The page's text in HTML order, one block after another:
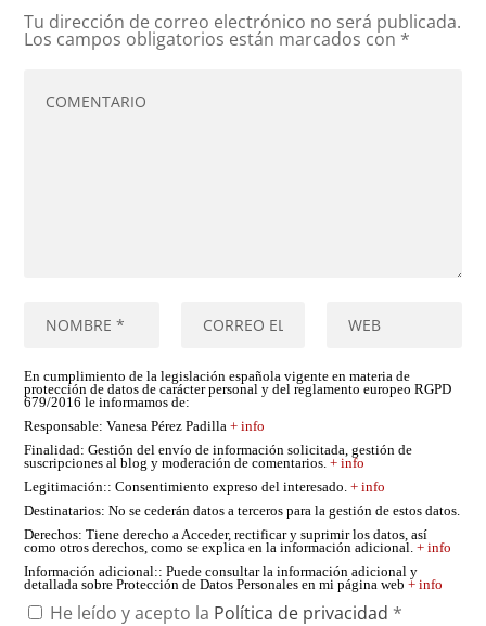
Tu dirección de correo electrónico no será publicada.
Los campos obligatorios están marcados con *
En cumplimiento de la legislación española vigente en materia de
protección de datos de carácter personal y del reglamento europeo RGPD
679/2016 le informamos de:
Responsable: Vanesa Pérez Padilla+ info
Finalidad: Gestión del envío de información solicitada, gestión de
suscripciones al blog y moderación de comentarios.+ info
Legitimación:: Consentimiento expreso del interesado.+ info
Destinatarios: No se cederán datos a terceros para la gestión de estos datos.
Derechos: Tiene derecho a Acceder, rectificar y suprimir los datos, así
como otros derechos, como se explica en la información adicional.+ info
Información adicional:: Puede consultar la información adicional y
detallada sobre Protección de Datos Personales en mi página web+ info
He leído y acepto la Política de privacidad *